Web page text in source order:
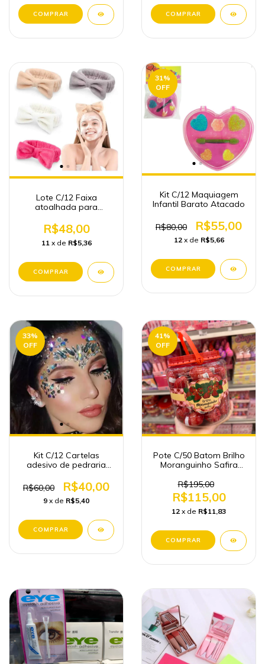
Lote C/12 Faixa
atoalhada para
R$48,00
11 x de R$5,36
31%
OFF
Kit C/12 Maquiagem
Infantil Barato Atacado
R$80,00 R$55,00
12 x de R$5,66
33%
OFF
Kit C/12 Cartelas
adesivo de pedraria
Carnaval 2025
R$60,00 R$40,00
9 x de R$5,40
41%
OFF
Pote C/50 Batom Brilho
Moranguinho Safira
R$195,00
R$115,00
12 x de R$11,83